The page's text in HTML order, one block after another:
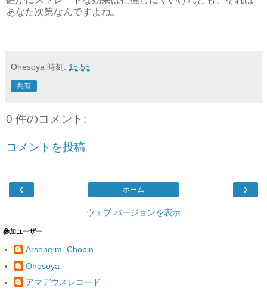
あなた次第なんですよね。
Ohesoya 時刻: 15:55
共有
0 件のコメント:
コメントを投稿
‹ ›
ホーム
ウェブ バージョンを表示
参加ユーザー
Arsene m. Chopin
Ohesoya
アマデウスレコード